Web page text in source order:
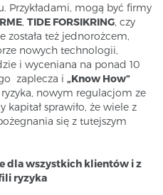
Przykładami, mogą być firmy
, TIDE FORSIKRING, czy
została też jednorożcem,
nowych technologii,
i wyceniana na ponad 10
zaplecza i „Know How”
nowym regulacjom ze
kapitał sprawiło, że wiele z
się z tutejszym
dla wszystkich klientów i z
ryzyka